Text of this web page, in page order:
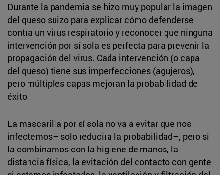
Durante la pandemia se hizo muy popular la imagen
del queso suizo para explicar cómo defenderse
contra un virus respiratorio y reconocer que ninguna
intervención por sí sola es perfecta para prevenir la
propagación del virus. Cada intervención (o capa
del queso) tiene sus imperfecciones (agujeros),
pero múltiples capas mejoran la probabilidad de
éxito.
La mascarilla por sí sola no va a evitar que nos
infectemos– solo reducirá la probabilidad–, pero si
la combinamos con la higiene de manos, la
distancia física, la evitación del contacto con gente